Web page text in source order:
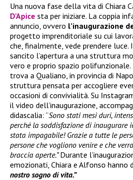
Una nuova fase della vita di Chiara
D’Apice sta per iniziare. La coppia
annuncio, ovvero l’inaugurazione
progetto imprenditoriale su cui
che, finalmente, vede prendere
sancito l’apertura a una struttura
vero e proprio spazio polifunzionale.
trova a Qualiano, in provincia di
struttura pensata per accogliere
occasioni di convivialità. Su
il video dell’inaugurazione,
didascalia: “Sono stati mesi duri,
perché la soddisfazione di inaugurare
stata impagabile! Grazie a tutte le
persone che vogliono venire e che
braccia aperte.”Durante
emozionati, Chiara e Alfonso hanno
nostro sogno di vita.”